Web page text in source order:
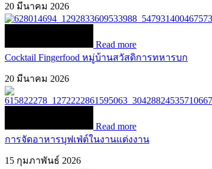
20 มีนาคม 2026
Read more
Cocktail Fingerfood หมู่บ้านสวัสดิการทหารบก
20 มีนาคม 2026
Read more
การจัดอาหารบุฟเฟ่ต์ในงานแต่งงาน
15 กุมภาพันธ์ 2026